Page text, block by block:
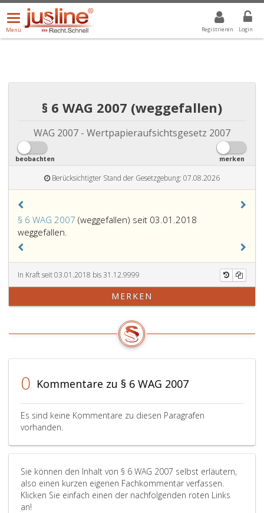
Registrieren Login
Menü
öffnen/schließen
Menü
ALLE DROPDOWN: GEWÄHLTER WERT IST ALLE
§ 6 WAG 2007 (weggefallen)
WAG 2007 - Wertpapieraufsichtsgesetz 2007
beobachten merken
Berücksichtigter Stand der Gesetzgebung: 07.08.2026
§ 6 WAG 2007 (weggefallen) seit 03.01.2018
weggefallen.
In Kraft seit 03.01.2018 bis 31.12.9999
MERKEN
0 Kommentare zu § 6 WAG 2007
Es sind keine Kommentare zu diesen Paragrafen
vorhanden.
Sie können den Inhalt von § 6 WAG 2007 selbst erläutern,
also einen kurzen eigenen Fachkommentar verfassen.
Klicken Sie einfach einen der nachfolgenden roten Links
an!